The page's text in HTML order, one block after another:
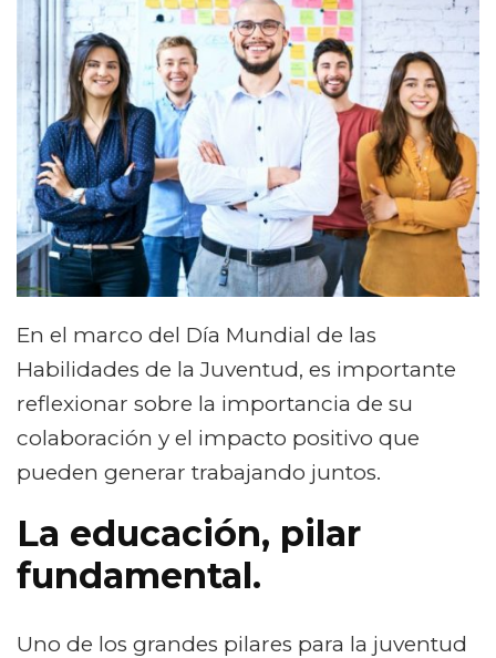
En el marco del Día Mundial de las
Habilidades de la Juventud, es importante
reflexionar sobre la importancia de su
colaboración y el impacto positivo que
pueden generar trabajando juntos.
La educación, pilar
fundamental.
Uno de los grandes pilares para la juventud